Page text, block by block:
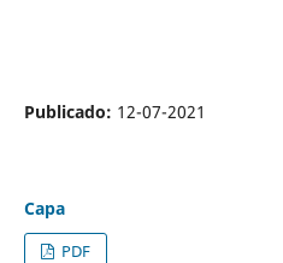
Publicado: 12-07-2021
Capa
PDF